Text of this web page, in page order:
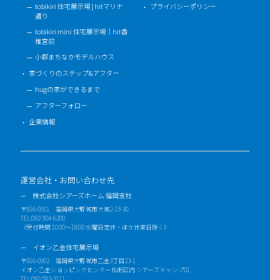
tobikiri 住宅展示場 | hitマリナ
通り
tobikiri mini 住宅展示場｜hit香
椎宮前
小郡まちなかモデルハウス
家づくりのステップ&アフター
hugの家ができるまで
アフターフォロー
企業情報
プライバシーポリシー
運営会社・お問い合わせ先
株式会社シアーズホーム 福岡支社
〒816-0911 福岡県大野城市大城2-23-30
TEL:092-504-6200
（受付時間 10:00～18:00 水曜日定休・ほか休業日除く）
イオン乙金住宅展示場
〒816-0902 福岡県大野城市乙金3丁目23-1
イオン乙金ショッピングセンター北街区内 シアーズキャンプ01